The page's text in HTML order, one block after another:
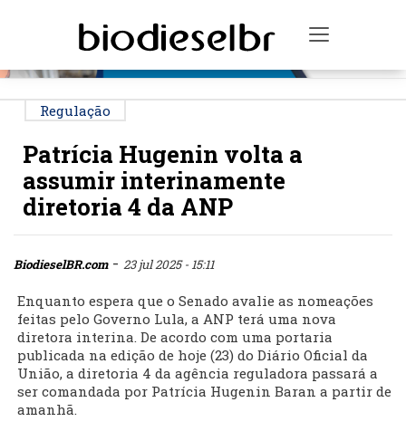
Toggle
Regulação
Patrícia Hugenin volta a
assumir interinamente
diretoria 4 da ANP
BiodieselBR.com- 23 jul 2025 - 15:11
Enquanto espera que o Senado avalie as nomeações
feitas pelo Governo Lula, a ANP terá uma nova
diretora interina. De acordo com uma portaria
publicada na edição de hoje (23) do Diário Oficial da
União, a diretoria 4 da agência reguladora passará a
ser comandada por Patrícia Hugenin Baran a partir de
amanhã.